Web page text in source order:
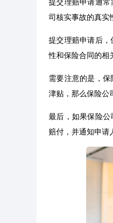
司核实事故的真实
提交理赔申请后
性和保险合同的相
需要注意的是，
津贴，那么保险公
最后，如果保险
赔付，并通知申请